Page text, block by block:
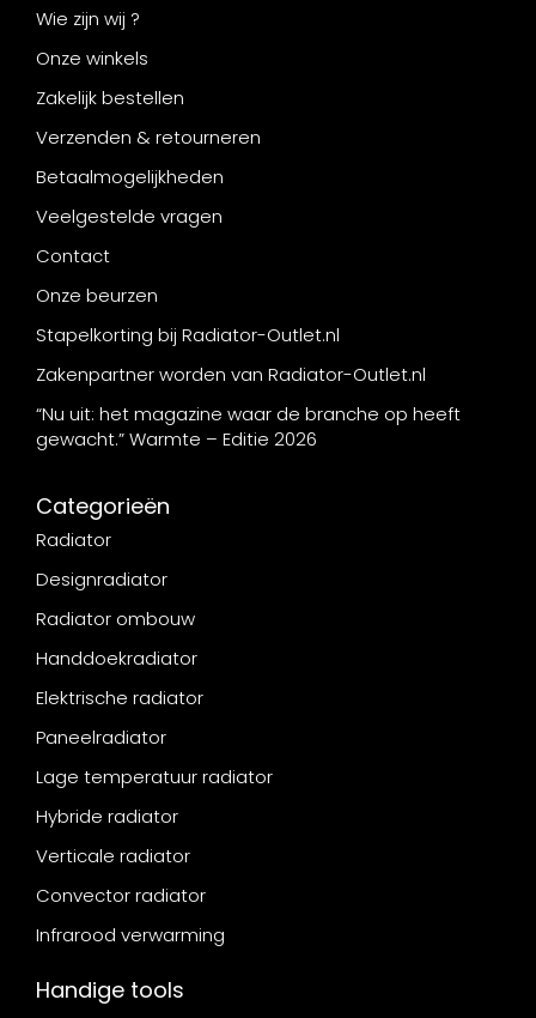
Wie zijn wij ?
Onze winkels
Zakelijk bestellen
Verzenden & retourneren
Betaalmogelijkheden
Veelgestelde vragen
Contact
Onze beurzen
Stapelkorting bij Radiator-Outlet.nl
Zakenpartner worden van Radiator-Outlet.nl
“Nu uit: het magazine waar de branche op heeft
gewacht.” Warmte – Editie 2026
Categorieën
Radiator
Designradiator
Radiator ombouw
Handdoekradiator
Elektrische radiator
Paneelradiator
Lage temperatuur radiator
Hybride radiator
Verticale radiator
Convector radiator
Infrarood verwarming
Handige tools